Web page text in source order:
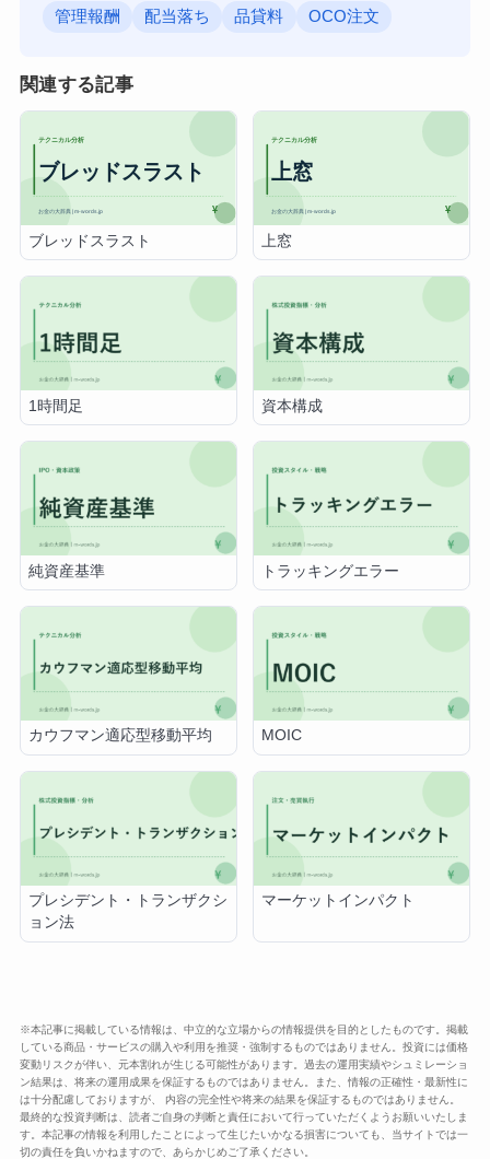
管理報酬 配当落ち 品貸料 OCO注文
関連する記事
ブレッドスラスト 上窓
1時間足 資本構成
純資産基準 トラッキングエラー
カウフマン適応型移動平均 MOIC
プレシデント・トランザクシ
ョン法
マーケットインパクト
※本記事に掲載している情報は、中立的な立場からの情報提供を目的としたものです。掲載
している商品・サービスの購入や利用を推奨・強制するものではありません。投資には価格
変動リスクが伴い、元本割れが生じる可能性があります。過去の運用実績やシュミレーショ
ン結果は、将来の運用成果を保証するものではありません。また、情報の正確性・最新性に
は十分配慮しておりますが、 内容の完全性や将来の結果を保証するものではありません。
最終的な投資判断は、読者ご自身の判断と責任において行っていただくようお願いいたしま
す。本記事の情報を利用したことによって生じたいかなる損害についても、当サイトでは一
切の責任を負いかねますので、あらかじめご了承ください。